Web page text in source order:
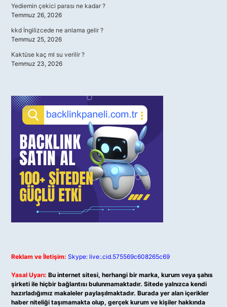
Yediemin çekici parası ne kadar ?
Temmuz 26, 2026
kkd İngilizcede ne anlama gelir ?
Temmuz 25, 2026
Kaktüse kaç ml su verilir ?
Temmuz 23, 2026
Reklam ve İletişim: Skype: live:.cid.575569c608265c69
Yasal Uyarı: Bu internet sitesi, herhangi bir marka, kurum veya şahıs
şirketi ile hiçbir bağlantısı bulunmamaktadır. Sitede yalnızca kendi
hazırladığımız makaleler paylaşılmaktadır. Burada yer alan içerikler
haber niteliği taşımamakta olup, gerçek kurum ve kişiler hakkında